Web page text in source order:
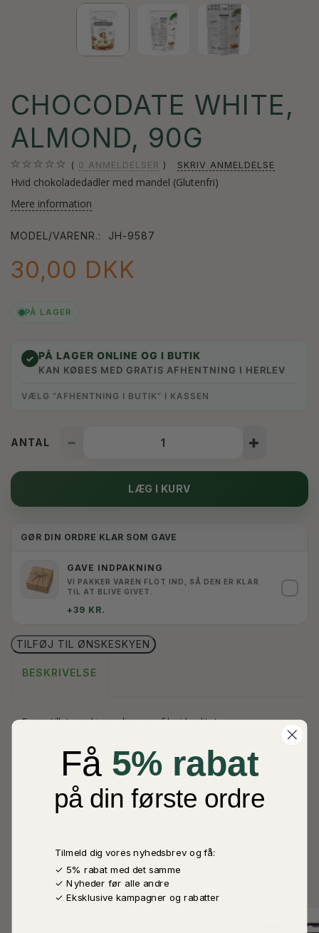
CHOCODATE WHITE,
ALMOND, 90G
0 ANMELDELSER SKRIV ANMELDELSE
Hvid chokoladedadler med mandel (Glutenfri)
Mere information
MODEL/VARENR.: JH-9587
30,00 DKK
PÅ LAGER
✓ PÅ LAGER ONLINE OG I BUTIK
KAN KØBES MED GRATIS AFHENTNING I HERLEV
VÆLG “AFHENTNING I BUTIK” I KASSEN
ANTAL
LÆG I KURV
GØR DIN ORDRE KLAR SOM GAVE
GAVE INDPAKNING
VI PAKKER VAREN FLOT IND, SÅ DEN ER KLAR
TIL AT BLIVE GIVET.
+39 KR.
TILFØJ TIL ØNSKESKYEN
BESKRIVELSE
Fremstillet med ingredienser af høj kvalitet.
Overtrukket med den fineste chokolade.
Dyppet i rig silkeagtig chokolade som smelter i munden.
Fuld af naturlig sødme for at tilfredsstille trangen.
ANDRE KØBTE OGSÅ
Få 5% rabat
på din første ordre
Tilmeld dig vores nyhedsbrev og få:
✓ 5% rabat med det samme
✓ Nyheder før alle andre
✓ Eksklusive kampagner og rabatter